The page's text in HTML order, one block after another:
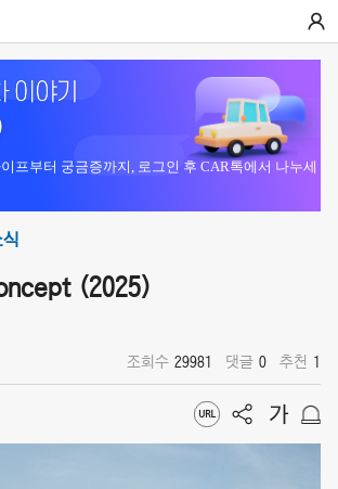
프부터 궁금증까지, 로그인 후 CAR톡에서 나누세
(2025)
조회수 29981 댓글 0 추천 1